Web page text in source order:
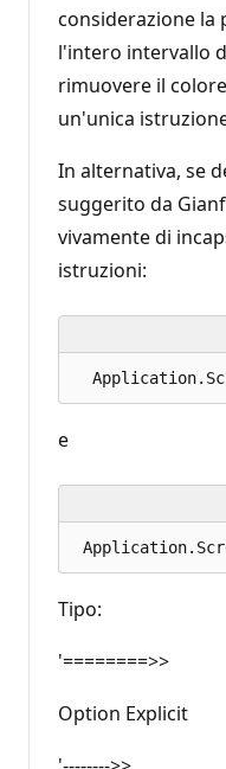
considerazione la
l'intero intervallo
rimuovere il
un'unica
In alternativa, se
suggerito da
vivamente di
istruzioni:
e
Tipo:
'========>>
Option Explicit